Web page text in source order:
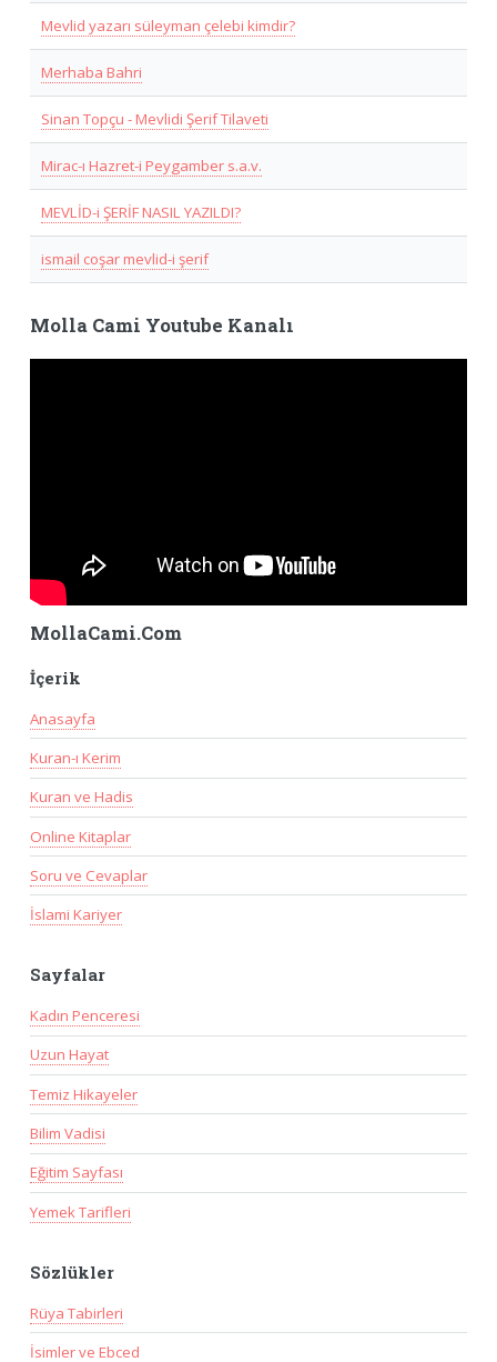
Mevlid yazarı süleyman çelebi kimdir?
Merhaba Bahri
Sinan Topçu - Mevlidi Şerif Tilaveti
Mirac-ı Hazret-i Peygamber s.a.v.
MEVLİD-i ŞERİF NASIL YAZILDI?
ismail coşar mevlid-i şerif
Molla Cami Youtube Kanalı
MollaCami.Com
İçerik
Anasayfa
Kuran-ı Kerim
Kuran ve Hadis
Online Kitaplar
Soru ve Cevaplar
İslami Kariyer
Sayfalar
Kadın Penceresi
Uzun Hayat
Temiz Hikayeler
Bilim Vadisi
Eğitim Sayfası
Yemek Tarifleri
Sözlükler
Rüya Tabirleri
İsimler ve Ebced